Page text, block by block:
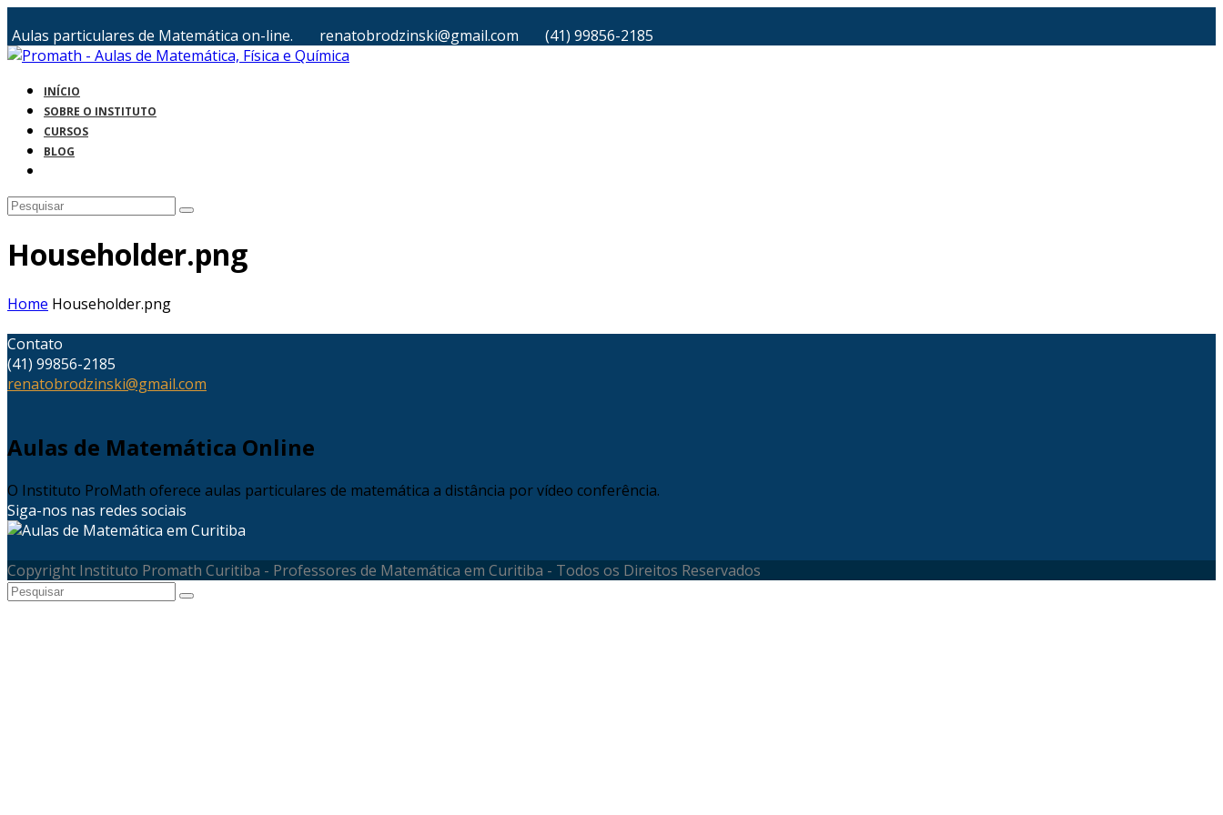
Aulas particulares de Matemática on-line. renatobrodzinski@gmail.com (41) 99856-2185
INÍCIO
SOBRE O INSTITUTO
CURSOS
BLOG
Householder.png
Home Householder.png
Contato
(41) 99856-2185
renatobrodzinski@gmail.com
Aulas de Matemática Online
O Instituto ProMath oferece aulas particulares de matemática a distância por vídeo conferência.
Siga-nos nas redes sociais
Copyright Instituto Promath Curitiba - Professores de Matemática em Curitiba - Todos os Direitos Reservados